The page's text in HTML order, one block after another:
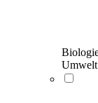
Umwelt